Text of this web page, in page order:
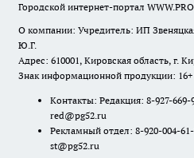
Городской интернет-портал
О компании: Учредитель: ИП
Ю.Г.
Адрес: 610001, Кировская область, г.
Знак информационной продукции: 16+
Контакты: Редакция: 8-927-
red@pg52.ru
Рекламный отдел: 8-920-004-
st@pg52.ru